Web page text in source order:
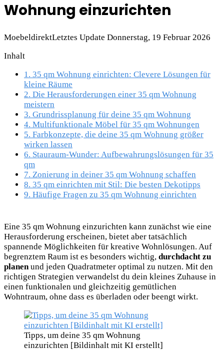
Wohnung einzurichten
MoebeldirektLetztes Update Donnerstag, 19 Februar 2026
Inhalt
1. 35 qm Wohnung einrichten: Clevere Lösungen für
kleine Räume
2. Die Herausforderungen einer 35 qm Wohnung
meistern
3. Grundrissplanung für deine 35 qm Wohnung
4. Multifunktionale Möbel für 35 qm Wohnungen
5. Farbkonzepte, die deine 35 qm Wohnung größer
wirken lassen
6. Stauraum-Wunder: Aufbewahrungslösungen für 35
qm
7. Zonierung in deiner 35 qm Wohnung schaffen
8. 35 qm einrichten mit Stil: Die besten Dekotipps
9. Häufige Fragen zu 35 qm Wohnung einrichten
Eine 35 qm Wohnung einzurichten kann zunächst wie eine
Herausforderung erscheinen, bietet aber tatsächlich
spannende Möglichkeiten für kreative Wohnlösungen. Auf
begrenztem Raum ist es besonders wichtig, durchdacht zu
planenund jeden Quadratmeter optimal zu nutzen. Mit den
richtigen Strategien verwandelst du dein kleines Zuhause in
einen funktionalen und gleichzeitig gemütlichen
Wohntraum, ohne dass es überladen oder beengt wirkt.
Tipps, um deine 35 qm Wohnung
einzurichten [Bildinhalt mit KI erstellt]